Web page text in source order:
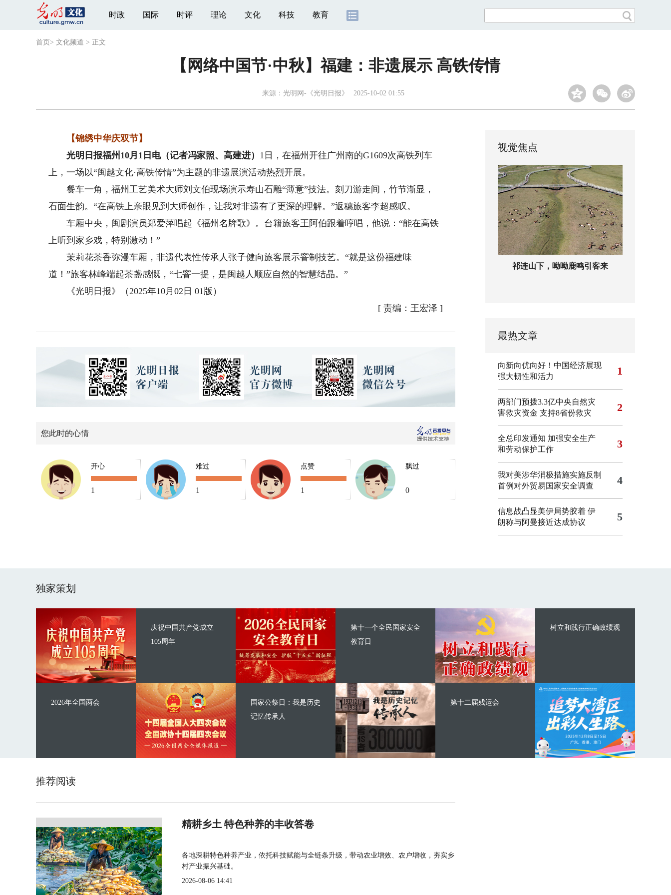
时政 国际 时评 理论 文化 科技 教育
首页 > 文化频道 > 正文
【网络中国节·中秋】福建：非遗展示 高铁传情
来源： 光明网-《光明日报》 2025-10-02 01:55
【锦绣中华庆双节】
光明日报福州10月1日电（记者冯家照、高建进） 1日，在福州开往广州南的G1609次高铁列车
上，一场以“闽越文化·高铁传情”为主题的非遗展演活动热烈开展。
餐车一角，福州工艺美术大师刘文伯现场演示寿山石雕“薄意”技法。刻刀游走间，竹节渐显，
石面生韵。“在高铁上亲眼见到大师创作，让我对非遗有了更深的理解。”返穗旅客李超感叹。
车厢中央，闽剧演员郑爱萍唱起《福州名牌歌》。台籍旅客王阿伯跟着哼唱，他说：“能在高铁
上听到家乡戏，特别激动！”
茉莉花茶香弥漫车厢，非遗代表性传承人张子健向旅客展示窨制技艺。“就是这份福建味
道！”旅客林峰端起茶盏感慨，“七窨一提，是闽越人顺应自然的智慧结晶。”
《光明日报》（2025年10月02日 01版）
[ 责编：王宏泽 ]
您此时的心情
开心
1
难过
1
点赞
1
飘过
0
视觉焦点
祁连山下，呦呦鹿鸣引客来
最热文章
向新向优向好！中国经济展现
强大韧性和活力
1
两部门预拨3.3亿中央自然灾
害救灾资金 支持8省份救灾
2
全总印发通知 加强安全生产
和劳动保护工作
3
我对美涉华消极措施实施反制
首例对外贸易国家安全调查
4
信息战凸显美伊局势胶着 伊
朗称与阿曼接近达成协议
5
独家策划
庆祝中国共产党成立
105周年
2026年全国两会
第十一个全民国家安全
教育日
国家公祭日：我是历史
记忆传承人
树立和践行正确政绩观
第十二届残运会
推荐阅读
精耕乡土 特色种养的丰收答卷
各地深耕特色种养产业，依托科技赋能与全链条升级，带动农业增效、农户增收，夯实乡
村产业振兴基础。
2026-08-06 14:41